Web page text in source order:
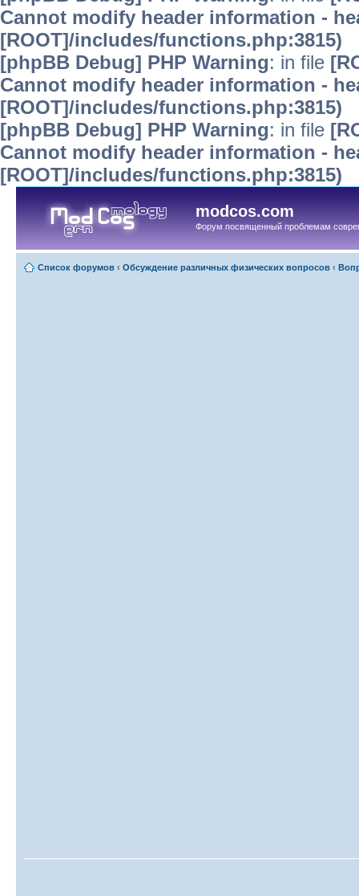
Cannot modify header information -
[ROOT]/includes/functions.php:3815)
[phpBB Debug] PHP Warning: in file
Cannot modify header information -
[ROOT]/includes/functions.php:3815)
[phpBB Debug] PHP Warning: in file
Cannot modify header information -
[ROOT]/includes/functions.php:3815)
modcos.com
Форум посвященный проблемам
Список форумов ‹ Обсуждение различных физических вопросов ‹